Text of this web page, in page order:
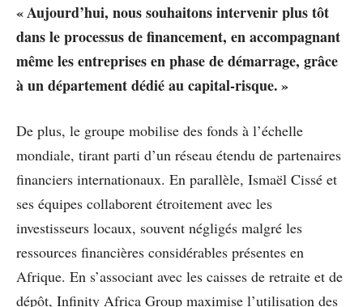
« Aujourd’hui, nous souhaitons intervenir plus tôt
dans le processus de financement, en accompagnant
même les entreprises en phase de démarrage, grâce
à un département dédié au capital-risque. »
De plus, le groupe mobilise des fonds à l’échelle
mondiale, tirant parti d’un réseau étendu de partenaires
financiers internationaux. En parallèle, Ismaël Cissé et
ses équipes collaborent étroitement avec les
investisseurs locaux, souvent négligés malgré les
ressources financières considérables présentes en
Afrique. En s’associant avec les caisses de retraite et de
dépôt, Infinity Africa Group maximise l’utilisation des